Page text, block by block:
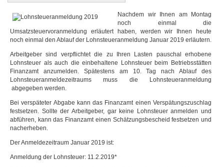
Nachdem wir Ihnen am Montag
noch einmal die
Umsatzsteuervoranmeldung erläutert haben, werden wir Ihnen heute
noch einmal den Ablauf der Lohnsteueranmeldung Januar 2019 erläutern.
Arbeitgeber sind verpflichtet die zu Ihren Lasten pauschal erhobene
Lohnsteuer als auch die einbehaltene Lohnsteuer beim Betriebsstätten
Finanzamt anzumelden. Spätestens am 10. Tag nach Ablauf des
Lohnsteueranmeldezeitraums muss die Lohnsteueranmeldung
abgegeben werden.
Bei verspäteter Abgabe kann das Finanzamt einen Verspätungszuschlag
festsetzen. Sollte der Arbeitgeber, gar keine Lohnsteuer anmelden und
abführen, kann das Finanzamt einen Schätzungsbescheid festsetzen und
nacherheben.
Der Anmeldezeitraum Januar 2019 ist:
Anmeldung der Lohnsteuer: 11.2.2019*